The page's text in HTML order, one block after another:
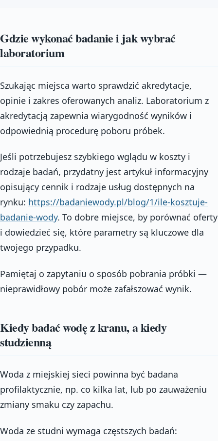
Gdzie wykonać badanie i jak wybrać
laboratorium
Szukając miejsca warto sprawdzić akredytacje,
opinie i zakres oferowanych analiz. Laboratorium z
akredytacją zapewnia wiarygodność wyników i
odpowiednią procedurę poboru próbek.
Jeśli potrzebujesz szybkiego wglądu w koszty i
rodzaje badań, przydatny jest artykuł informacyjny
opisujący cennik i rodzaje usług dostępnych na
rynku: https://badaniewody.pl/blog/1/ile-kosztuje-
badanie-wody. To dobre miejsce, by porównać oferty
i dowiedzieć się, które parametry są kluczowe dla
twojego przypadku.
Pamiętaj o zapytaniu o sposób pobrania próbki —
nieprawidłowy pobór może zafałszować wynik.
Kiedy badać wodę z kranu, a kiedy
studzienną
Woda z miejskiej sieci powinna być badana
profilaktycznie, np. co kilka lat, lub po zauważeniu
zmiany smaku czy zapachu.
Woda ze studni wymaga częstszych badań: